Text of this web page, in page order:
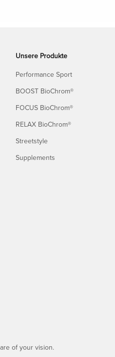
Unsere Produkte
Performance Sport
BOOST BioChrom®
FOCUS BioChrom®
RELAX BioChrom®
Streetstyle
Supplements
of your vision.